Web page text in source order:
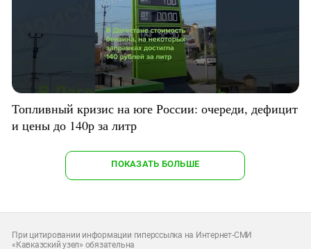
Топливный кризис на юге России: очереди, дефицит
и цены до 140р за литр
ПОКАЗАТЬ БОЛЬШЕ
При цитировании информации гиперссылка на Интернет-СМИ
«Кавказский узел» обязательна